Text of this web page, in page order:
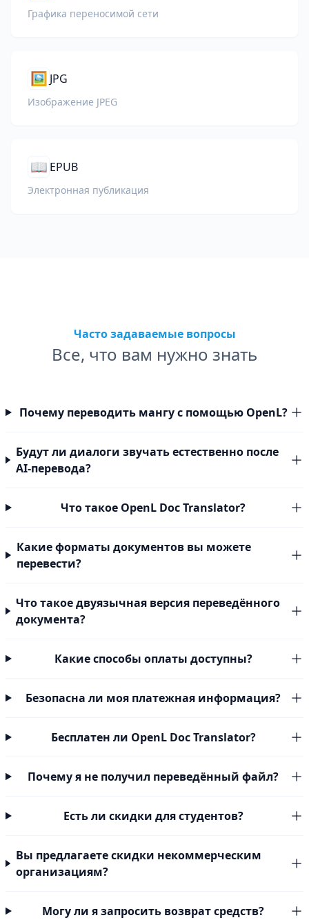
Графика переносимой сети
🖼️ JPG
Изображение JPEG
📖 EPUB
Электронная публикация
Часто задаваемые вопросы
Все, что вам нужно знать
Почему переводить мангу с помощью OpenL?
Будут ли диалоги звучать естественно после
AI-перевода?
Что такое OpenL Doc Translator?
Какие форматы документов вы можете
перевести?
Что такое двуязычная версия переведённого
документа?
Какие способы оплаты доступны?
Безопасна ли моя платежная информация?
Бесплатен ли OpenL Doc Translator?
Почему я не получил переведённый файл?
Есть ли скидки для студентов?
Вы предлагаете скидки некоммерческим
организациям?
Могу ли я запросить возврат средств?